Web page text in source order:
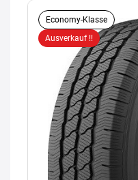
Economy-Klasse
Ausverkauf !!